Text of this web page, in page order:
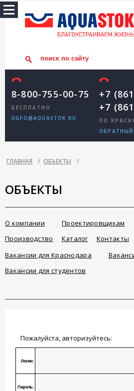
8-800-755-00-75
БЕСПЛАТНО
UGFO@AQUASTOK.RU
+7
+7
ПО
ГЛАВНАЯ / ОБЪЕКТЫ /
ОБЪЕКТЫ
О компании Проектировщикам
Производство
Каталог Контакты
Вакансии для Краснодара
Вакансии для студентов
Пожалуйста, авторизуйтесь:
Логин:
Пароль: